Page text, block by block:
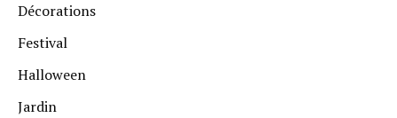
Décorations
Festival
Halloween
Jardin